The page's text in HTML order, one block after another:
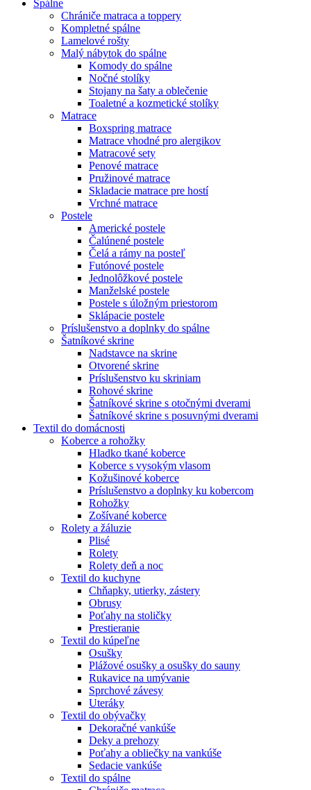
Spálne
Chrániče matraca a toppery
Kompletné spálne
Lamelové rošty
Malý nábytok do spálne
Komody do spálne
Nočné stolíky
Stojany na šaty a oblečenie
Toaletné a kozmetické stolíky
Matrace
Boxspring matrace
Matrace vhodné pro alergikov
Matracové sety
Penové matrace
Pružinové matrace
Skladacie matrace pre hostí
Vrchné matrace
Postele
Americké postele
Čalúnené postele
Čelá a rámy na posteľ
Futónové postele
Jednolôžkové postele
Manželské postele
Postele s úložným priestorom
Sklápacie postele
Príslušenstvo a doplnky do spálne
Šatníkové skrine
Nadstavce na skrine
Otvorené skrine
Príslušenstvo ku skriniam
Rohové skrine
Šatníkové skrine s otočnými dverami
Šatníkové skrine s posuvnými dverami
Textil do domácnosti
Koberce a rohožky
Hladko tkané koberce
Koberce s vysokým vlasom
Kožušinové koberce
Príslušenstvo a doplnky ku kobercom
Rohožky
Zošívané koberce
Rolety a žáluzie
Plisé
Rolety
Rolety deň a noc
Textil do kuchyne
Chňapky, utierky, zástery
Obrusy
Poťahy na stoličky
Prestieranie
Textil do kúpeľne
Osušky
Plážové osušky a osušky do sauny
Rukavice na umývanie
Sprchové závesy
Uteráky
Textil do obývačky
Dekoračné vankúše
Deky a prehozy
Poťahy a obliečky na vankúše
Sedacie vankúše
Textil do spálne